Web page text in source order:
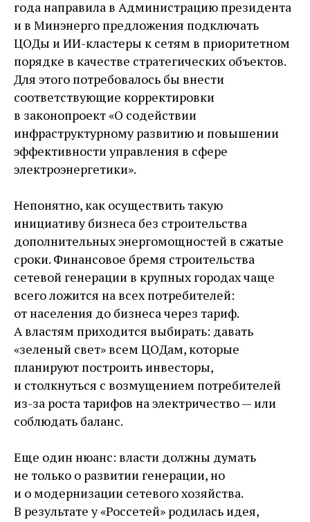
года направила в Администрацию президента
и в Минэнерго предложения подключать
ЦОДы и ИИ-кластеры к сетям в приоритетном
порядке в качестве стратегических объектов.
Для этого потребовалось бы внести
соответствующие корректировки
в законопроект «О содействии
инфраструктурному развитию и повышении
эффективности управления в сфере
электроэнергетики».
Непонятно, как осуществить такую
инициативу бизнеса без строительства
дополнительных энергомощностей в сжатые
сроки. Финансовое бремя строительства
сетевой генерации в крупных городах чаще
всего ложится на всех потребителей:
от населения до бизнеса через тариф.
А властям приходится выбирать: давать
«зеленый свет» всем ЦОДам, которые
планируют построить инвесторы,
и столкнуться с возмущением потребителей
из-за роста тарифов на электричество — или
соблюдать баланс.
Еще один нюанс: власти должны думать
не только о развитии генерации, но
и о модернизации сетевого хозяйства.
В результате у «Россетей» родилась идея,